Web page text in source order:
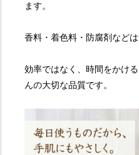
ます。
香料・着色料・防腐剤など
効率ではなく、時間をかけ
んの大切な品質です。